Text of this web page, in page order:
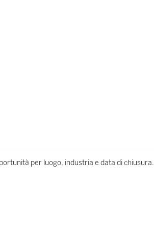
per luogo, industria e data di chiusura.